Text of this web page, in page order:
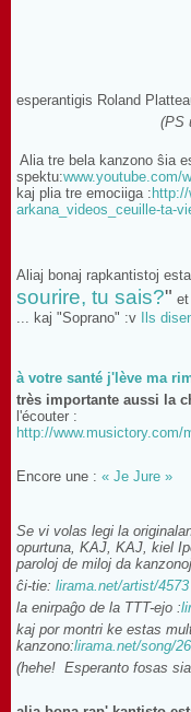
esperantigis Roland
(PS
Alia tre bela kanzono ŝia
spektu:www.youtube.com/
kaj plia tre emociiga :
arkana_videos_ceuille-ta-
Aliaj bonaj rapkantistoj
sourire, tu sais?"
... kaj "Soprano" :v
Ils
à votre santé j'lève ma
très importante aussi la
l'écouter :
http://
Encore une : « Je Jure »
Se vi volas legi la
opurtuna, KAJ, KAJ, kiel
paroloj de miloj da
ĉi-tie: lirama.net/artist/4573
la enirpaĝo de la TTT-ejo :
kaj por montri ke estas
kanzono:lirama.net/song/
(hehe! Esperanto fosas